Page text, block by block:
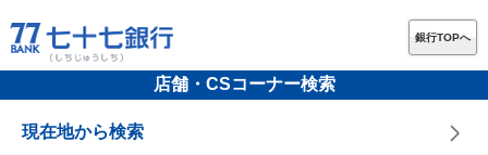
銀行TOPへ
店舗・CSコーナー検索
現在地から検索